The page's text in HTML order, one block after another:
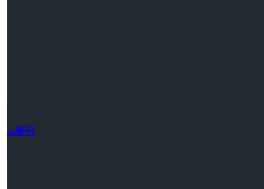
ai资讯